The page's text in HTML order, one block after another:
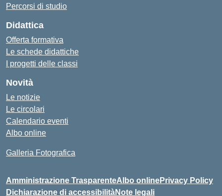
Percorsi di studio
Didattica
Offerta formativa
Le schede didattiche
I progetti delle classi
Novità
Le notizie
Le circolari
Calendario eventi
Albo online
Galleria Fotografica
Amministrazione TrasparenteAlbo onlinePrivacy Policy
Dichiarazione di accessibilitàNote legali